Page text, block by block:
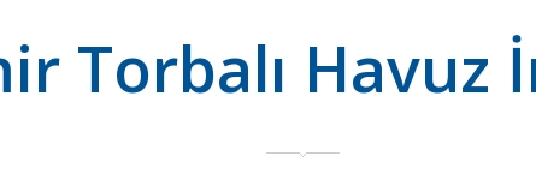
Torbalı Havuz